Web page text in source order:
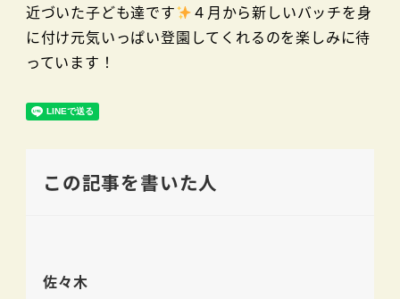
近づいた子ども達です
４月から新しいバッチを身
に付け元気いっぱい登園してくれるのを楽しみに待
っています！
この記事を書いた人
佐々木